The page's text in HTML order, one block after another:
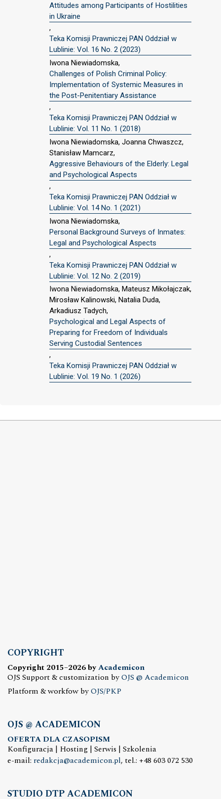
Attitudes among Participants of Hostilities
in Ukraine
,
Teka Komisji Prawniczej PAN Oddział w
Lublinie: Vol. 16 No. 2 (2023)
Iwona Niewiadomska,
Challenges of Polish Criminal Policy:
Implementation of Systemic Measures in
the Post-Penitentiary Assistance
,
Teka Komisji Prawniczej PAN Oddział w
Lublinie: Vol. 11 No. 1 (2018)
Iwona Niewiadomska, Joanna Chwaszcz,
Stanisław Mamcarz,
Aggressive Behaviours of the Elderly: Legal
and Psychological Aspects
,
Teka Komisji Prawniczej PAN Oddział w
Lublinie: Vol. 14 No. 1 (2021)
Iwona Niewiadomska,
Personal Background Surveys of Inmates:
Legal and Psychological Aspects
,
Teka Komisji Prawniczej PAN Oddział w
Lublinie: Vol. 12 No. 2 (2019)
Iwona Niewiadomska, Mateusz Mikołajczak,
Mirosław Kalinowski, Natalia Duda,
Arkadiusz Tadych,
Psychological and Legal Aspects of
Preparing for Freedom of Individuals
Serving Custodial Sentences
,
Teka Komisji Prawniczej PAN Oddział w
Lublinie: Vol. 19 No. 1 (2026)
COPYRIGHT
Copyright 2015–2026 byAcademicon
OJS Support & customization byOJS @ Academicon
Platform & workfow byOJS/PKP
OJS @ ACADEMICON
OFERTA DLA CZASOPISM
Konfiguracja | Hosting | Serwis | Szkolenia
e-mail: redakcja@academicon.pl, tel.: +48 603 072 530
STUDIO DTP ACADEMICON